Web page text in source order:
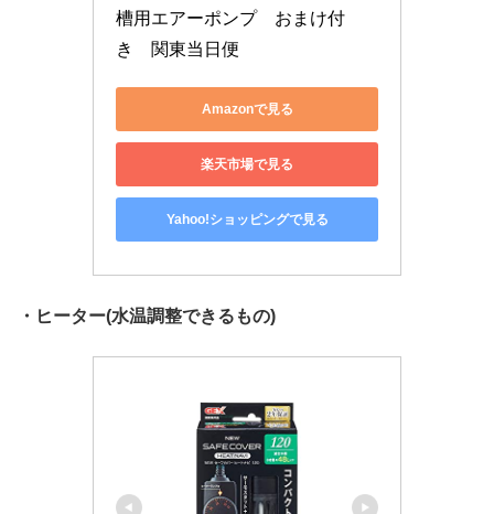
槽用エアーポンプ　おまけ付
き　関東当日便
Amazonで見る
楽天市場で見る
Yahoo!ショッピングで見る
・ヒーター(水温調整できるもの)